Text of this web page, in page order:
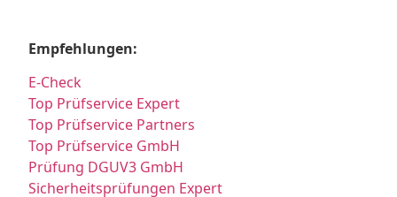
Empfehlungen:
E-Check
Top Prüfservice Expert
Top Prüfservice Partners
Top Prüfservice GmbH
Prüfung DGUV3 GmbH
Sicherheitsprüfungen Expert